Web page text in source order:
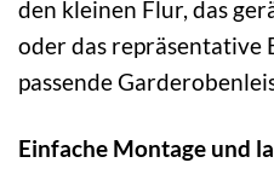
den kleinen Flur, das
oder das repräsentative
passende
Einfache Montage und